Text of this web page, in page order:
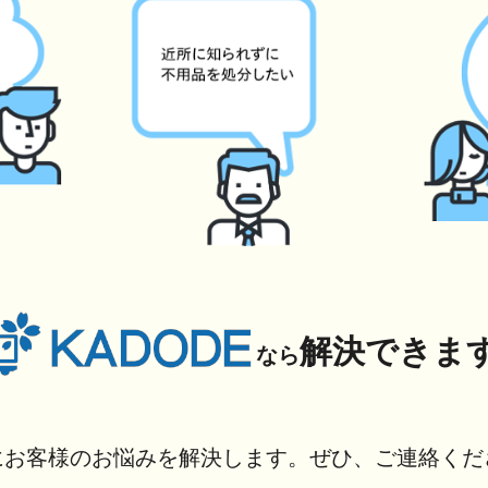
なら解決できま
客様のお悩みを解決します。ぜひ、ご連絡く